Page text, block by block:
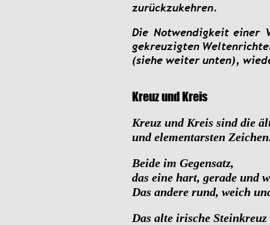
zurückzukehren.
Die Notwendigkeit einer
gekreuzigten
(siehe weiter unten),
Kreuz und Kreis
Kreuz und Kreis sind die
und elementarsten
Beide im Gegensatz,
das eine hart, gerade und
Das andere rund, weich
Das alte irische Steinkreuz